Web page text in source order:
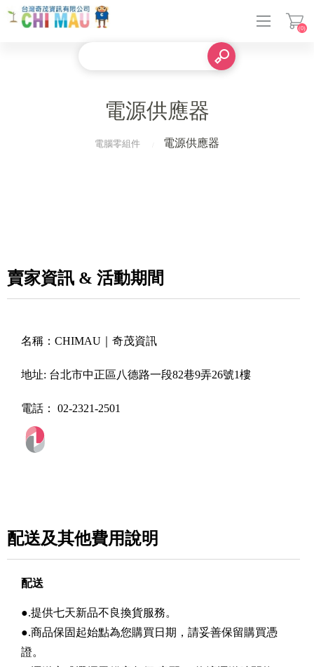
(0)
電源供應器
電腦零組件 電源供應器
賣家資訊 & 活動期間
名稱： CHIMAU｜奇茂資訊
地址: 台北市中正區八德路一段82巷9弄26號1樓
電話： 02-2321-2501
配送及其他費用說明
配送
●.提供七天新品不良換貨服務。
●.商品保固起始點為您購買日期，請妥善保留購買憑
證。